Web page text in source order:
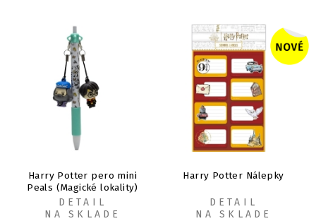
Harry Potter pero mini
Peals (Magické lokality)
DETAIL
NA SKLADE
Harry Potter Nálepky
DETAIL
NA SKLADE